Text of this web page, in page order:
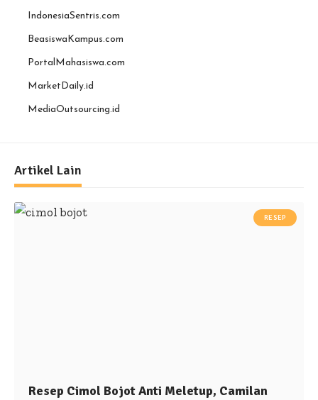
IndonesiaSentris.com
BeasiswaKampus.com
PortalMahasiswa.com
MarketDaily.id
MediaOutsourcing.id
Artikel Lain
RESEP
Resep Cimol Bojot Anti Meletup, Camilan